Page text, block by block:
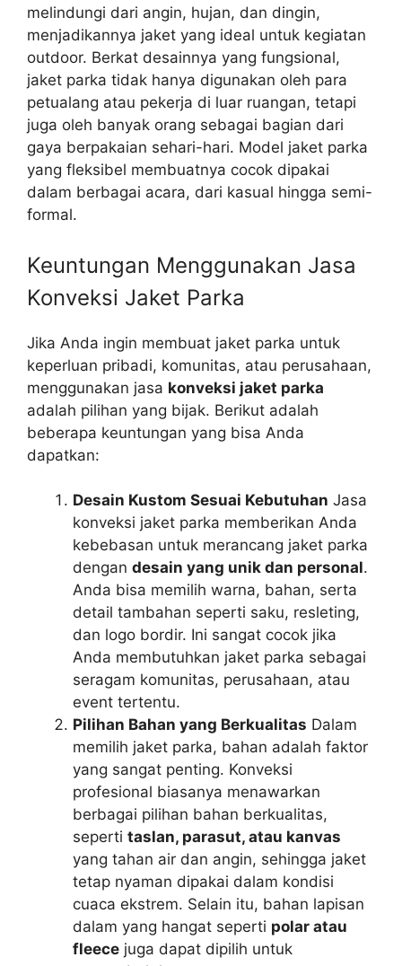
melindungi dari angin, hujan, dan dingin,
menjadikannya jaket yang ideal untuk kegiatan
outdoor. Berkat desainnya yang fungsional,
jaket parka tidak hanya digunakan oleh para
petualang atau pekerja di luar ruangan, tetapi
juga oleh banyak orang sebagai bagian dari
gaya berpakaian sehari-hari. Model jaket parka
yang fleksibel membuatnya cocok dipakai
dalam berbagai acara, dari kasual hingga semi-
formal.
Keuntungan Menggunakan Jasa
Konveksi Jaket Parka
Jika Anda ingin membuat jaket parka untuk
keperluan pribadi, komunitas, atau perusahaan,
menggunakan jasa konveksi jaket parka
adalah pilihan yang bijak. Berikut adalah
beberapa keuntungan yang bisa Anda
dapatkan:
Desain Kustom Sesuai Kebutuhan Jasa
konveksi jaket parka memberikan Anda
kebebasan untuk merancang jaket parka
dengan desain yang unik dan personal.
Anda bisa memilih warna, bahan, serta
detail tambahan seperti saku, resleting,
dan logo bordir. Ini sangat cocok jika
Anda membutuhkan jaket parka sebagai
seragam komunitas, perusahaan, atau
event tertentu.
Pilihan Bahan yang Berkualitas Dalam
memilih jaket parka, bahan adalah faktor
yang sangat penting. Konveksi
profesional biasanya menawarkan
berbagai pilihan bahan berkualitas,
seperti taslan, parasut, atau kanvas
yang tahan air dan angin, sehingga jaket
tetap nyaman dipakai dalam kondisi
cuaca ekstrem. Selain itu, bahan lapisan
dalam yang hangat seperti polar atau
fleece juga dapat dipilih untuk